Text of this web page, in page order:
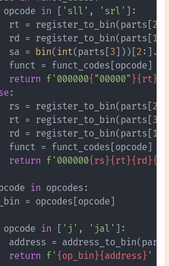
opcode in 'sll' , 'srl'
]:
rt = register_to_bin(parts[
2
rd = register_to_bin(parts[
1
sa =
bin( int(parts[ 3 ]))[ 2
funct = funct_codes[opcode]
return f'000000{ "00000" }{rt}
:
rs = register_to_bin(parts[
2
rt = register_to_bin(parts[
3
rd = register_to_bin(parts[
1
funct = funct_codes[opcode]
return f'000000{rs}{rt}{rd}{
in opcodes:
= opcodes[opcode]
opcode in 'j' , 'jal'
]:
address =
return f' {op_bin}{address} '